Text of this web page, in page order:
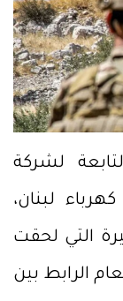
لشركة
لبنان،
التي لحقت
الرابط بين